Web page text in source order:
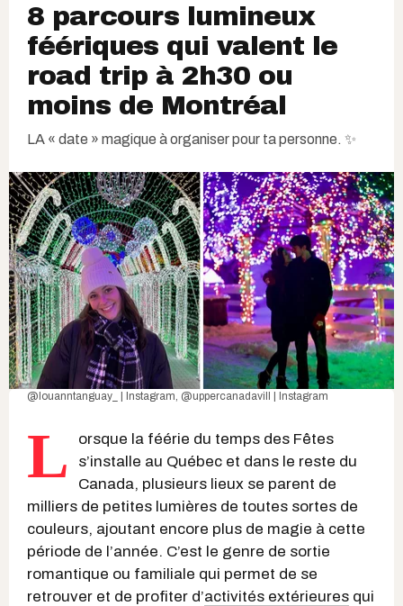
8 parcours lumineux
féériques qui valent le
road trip à 2h30 ou
moins de Montréal
LA « date » magique à organiser pour ta personne. ✨
@louanntanguay_ | Instagram @uppercanadavill | Instagram
L
orsque la féérie du temps des Fêtes
s’installe au Québec et dans le reste du
Canada, plusieurs lieux se parent de
milliers de petites lumières de toutes sortes de
couleurs, ajoutant encore plus de magie à cette
période de l’année. C’est le genre de sortie
romantique ou familiale qui permet de se
retrouver et de profiter d’activités extérieures qui